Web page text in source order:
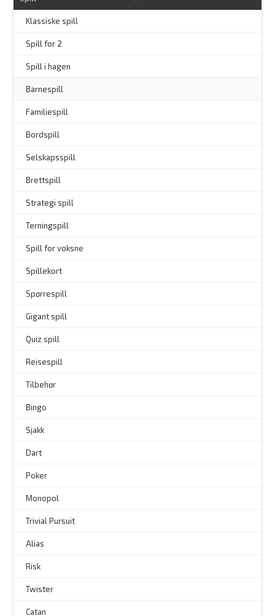
Klassiske spill
Spill for 2
Spill i hagen
Barnespill
Familiespill
Bordspill
Selskapsspill
Brettspill
Strategi spill
Terningspill
Spill for voksne
Spillekort
Spørrespill
Gigant spill
Quiz spill
Reisespill
Tilbehør
Bingo
Sjakk
Dart
Poker
Monopol
Trivial Pursuit
Alias
Risk
Twister
Catan